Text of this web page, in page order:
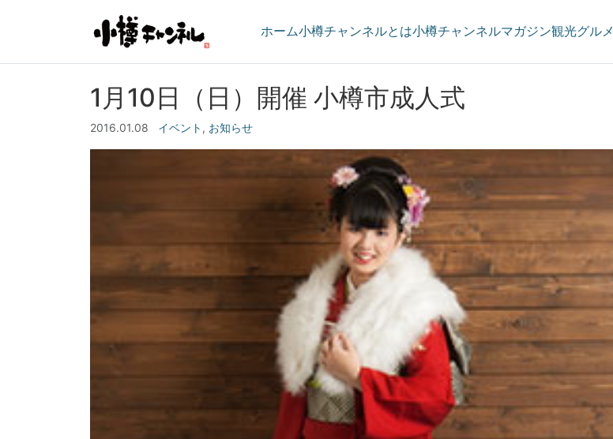
ホーム小樽チャンネルとは小樽チャンネルマガジン観光グルメ
1月10日（日）開催 小樽市成人式
2016.01.08 イベント , お知らせ